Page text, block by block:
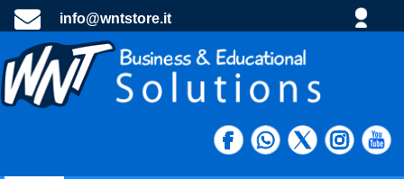
info@wntstore.it